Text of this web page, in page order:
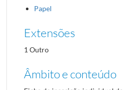
Papel
Extensões
1 Outro
Âmbito e conteúdo